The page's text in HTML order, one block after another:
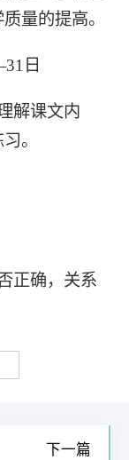
量的提高。
日
解课文内
。
正确，关系
下一篇